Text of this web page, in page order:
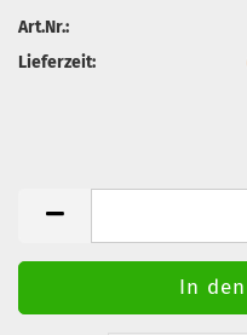
Art.Nr.:
Lieferzeit: